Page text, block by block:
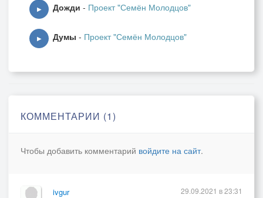
▶ Дожди - Проект "Семён Молодцов"
▶ Думы - Проект "Семён Молодцов"
КОММЕНТАРИИ (1)
Чтобы добавить комментарий войдите на сайт.
ivgur
29.09.2021 в 23:31